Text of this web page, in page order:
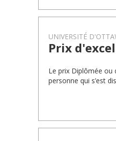
UNIVERSITÉ
Prix
Le prix Diplômée ou
personne qui s’est